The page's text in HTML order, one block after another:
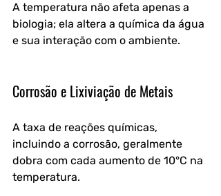
A temperatura não afeta apenas a
biologia; ela altera a química da água
e sua interação com o ambiente.
Corrosão e Lixiviação de Metais
A taxa de reações químicas,
incluindo a corrosão, geralmente
dobra com cada aumento de 10°C na
temperatura.